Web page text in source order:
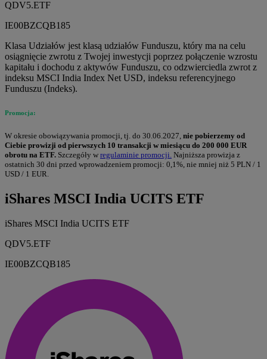
QDV5.ETF
IE00BZCQB185
Klasa Udziałów jest klasą udziałów Funduszu, który ma na celu
osiągnięcie zwrotu z Twojej inwestycji poprzez połączenie wzrostu
kapitału i dochodu z aktywów Funduszu, co odzwierciedla zwrot z
indeksu MSCI India Index Net USD, indeksu referencyjnego
Funduszu (Indeks).
Promocja:
W okresie obowiązywania promocji, tj. do 30.06.2027, nie pobierzemy od
Ciebie prowizji od pierwszych 10 transakcji w miesiącu do 200 000 EUR
obrotu na ETF. Szczegóły w regulaminie promocji. Najniższa prowizja z
ostatnich 30 dni przed wprowadzeniem promocji: 0,1%, nie mniej niż 5 PLN / 1
USD / 1 EUR.
iShares MSCI India UCITS ETF
iShares MSCI India UCITS ETF
QDV5.ETF
IE00BZCQB185